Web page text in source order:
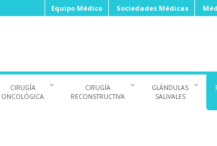
Equipo Médico Sociedades Médicas
CIRUGÍA
ONCOLÓGICA
CIRUGÍA
RECONSTRUCTIVA
GLÁNDULAS
SALIVALES